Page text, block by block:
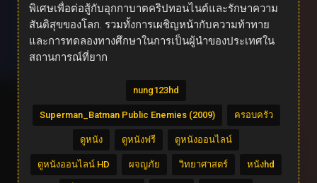
พิเศษเพื่อต่อสู้กับอุกกาบาตคริปทอนไนต์และรักษาความ
สันติสุขของโลก. รวมทั้งการเผชิญหน้ากับความท้าทาย
และการทดลองทางศึกษาในการเป็นผู้นำของประเทศใน
สถานการณ์ที่ยาก
nung123hd
Superman_Batman Public Enemies (2009) ครอบครัว
ดูหนัง ดูหนังฟรี ดูหนังออนไลน์
ดูหนังออนไลน์ HD ผจญภัย วิทยาศาสตร์ หนังhd